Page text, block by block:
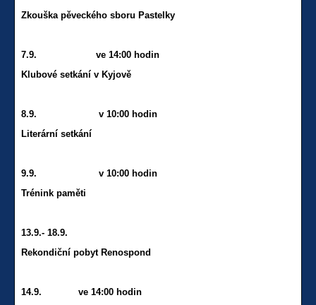
Zkouška pěveckého sboru Pastelky
7.9. ve 14:00 hodin
Klubové setkání v Kyjově
8.9. v 10:00 hodin
Literární setkání
9.9. v 10:00 hodin
Trénink paměti
13.9.- 18.9.
Rekondiční pobyt Renospond
14.9. ve 14:00 hodin